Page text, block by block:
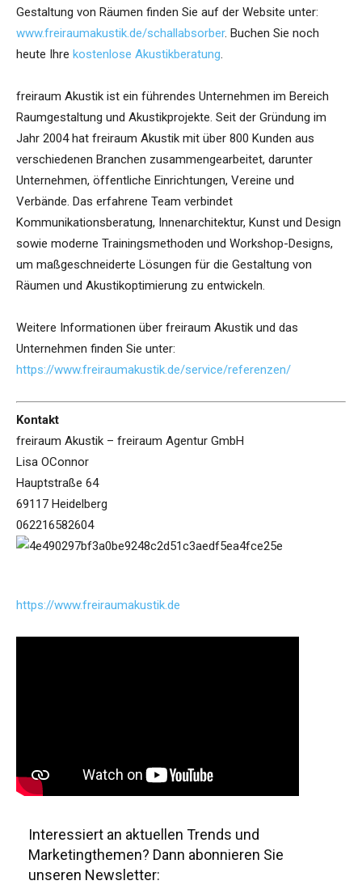
Gestaltung von Räumen finden Sie auf der Website unter:
www.freiraumakustik.de/schallabsorber. Buchen Sie noch
heute Ihre kostenlose Akustikberatung.
freiraum Akustik ist ein führendes Unternehmen im Bereich
Raumgestaltung und Akustikprojekte. Seit der Gründung im
Jahr 2004 hat freiraum Akustik mit über 800 Kunden aus
verschiedenen Branchen zusammengearbeitet, darunter
Unternehmen, öffentliche Einrichtungen, Vereine und
Verbände. Das erfahrene Team verbindet
Kommunikationsberatung, Innenarchitektur, Kunst und Design
sowie moderne Trainingsmethoden und Workshop-Designs,
um maßgeschneiderte Lösungen für die Gestaltung von
Räumen und Akustikoptimierung zu entwickeln.
Weitere Informationen über freiraum Akustik und das
Unternehmen finden Sie unter:
https://www.freiraumakustik.de/service/referenzen/
Kontakt
freiraum Akustik – freiraum Agentur GmbH
Lisa OConnor
Hauptstraße 64
69117 Heidelberg
062216582604
https://www.freiraumakustik.de
Interessiert an aktuellen Trends und
Marketingthemen? Dann abonnieren Sie
unseren Newsletter: